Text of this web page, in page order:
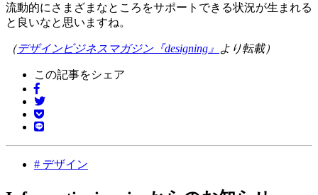
流動的にさまざまなところをサポートできる状況が生まれる
と良いなと思いますね。
（デザインビジネスマガジン『designing』 より転載）
この記事をシェア
# デザイン